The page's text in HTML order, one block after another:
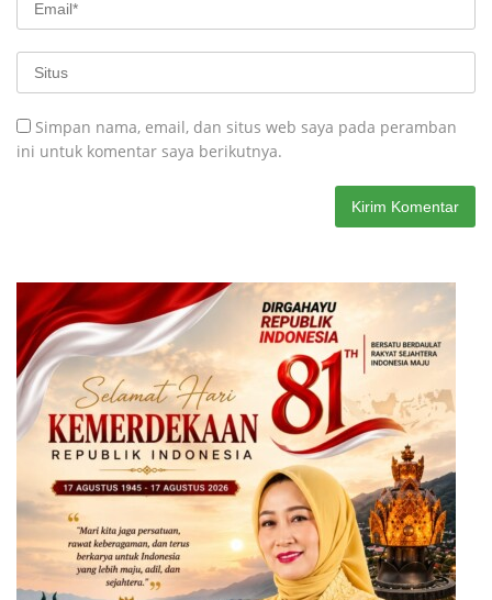
Simpan nama, email, dan situs web saya pada peramban
ini untuk komentar saya berikutnya.